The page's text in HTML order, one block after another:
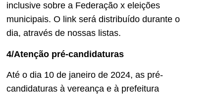
inclusive sobre a Federação x eleições
municipais. O link será distribuído durante o
dia, através de nossas listas.
4/Atenção pré-candidaturas
Até o dia 10 de janeiro de 2024, as pré-
candidaturas à vereança e à prefeitura